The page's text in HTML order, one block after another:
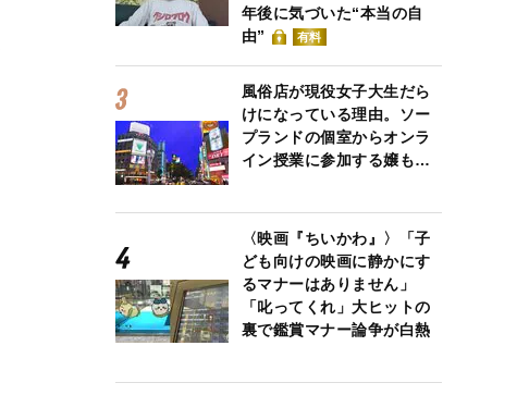
年後に気づいた“本当の自
由”
有料
風俗店が現役女子大生だら
けになっている理由。ソー
プランドの個室からオンラ
イン授業に参加する嬢も…
〈映画『ちいかわ』〉「子
ども向けの映画に静かにす
るマナーはありません」
「叱ってくれ」大ヒットの
裏で鑑賞マナー論争が白熱